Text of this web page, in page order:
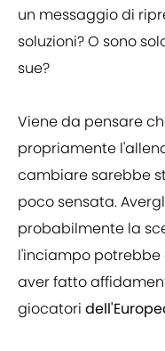
un messaggio di
soluzioni? O sono
sue?
Viene da pensare
propriamente
cambiare sarebbe
poco sensata.
probabilmente la
l'inciampo potrebbe
aver fatto
giocatori